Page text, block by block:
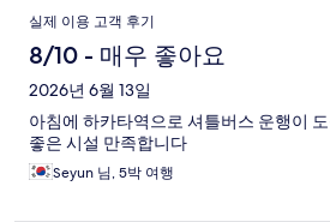
실제 이용 고객 후기
8/10 - 매우 좋아요
2026년 6월 13일
아침에 하카타역으로 셔틀버스 운행이
좋은 시설 만족합니다
Seyun 님, 5박 여행